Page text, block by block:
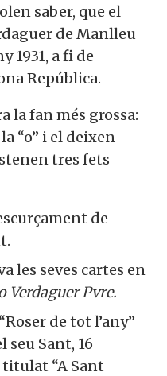
saber, que el
de Manlleu
1931, a fi de
República.
la fan més grossa:
“o” i el deixen
tres fets
de
les seves cartes en
Verdaguer Pvre.
de tot l’any”
seu Sant, 16
titulat “A Sant